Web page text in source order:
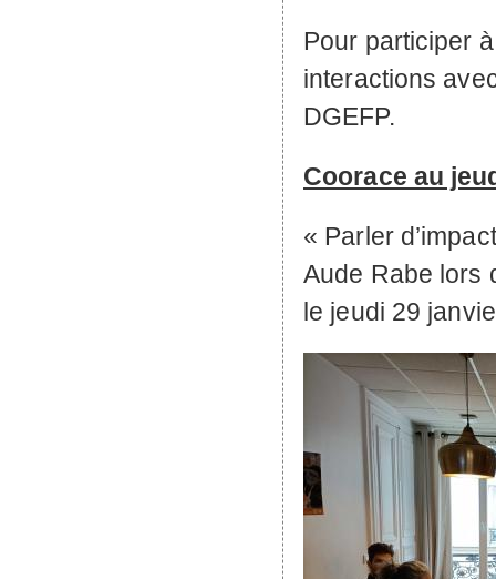
Pour participer
interactions
DGEFP.
Coorace au
« Parler
Aude Rabe lors
le jeudi 29